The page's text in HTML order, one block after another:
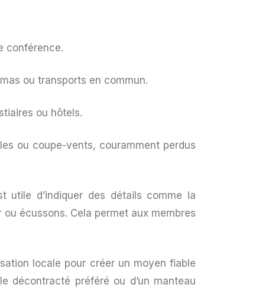
conférence.
ou transports en commun.
ou hôtels.
ou coupe-vents, couramment perdus
utile d’indiquer des détails comme la
écussons. Cela permet aux membres
locale pour créer un moyen fiable
décontracté préféré ou d’un manteau